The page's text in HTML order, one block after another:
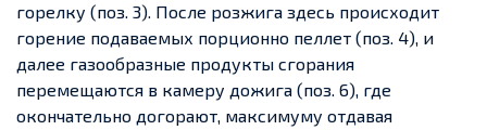
горелку (поз. 3). После розжига здесь происходит
горение подаваемых порционно пеллет (поз. 4), и
далее газообразные продукты сгорания
перемещаются в камеру дожига (поз. 6), где
окончательно догорают, максимуму отдавая